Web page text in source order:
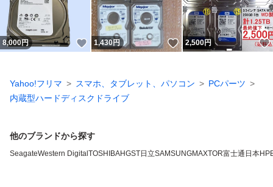
8,000円 いいね！
1,430円 いいね！
2,500円
Yahoo!フリマ スマホ、タブレット、パソコン
PCパーツ
内蔵型ハードディスクドライブ
他のブランドから探す
SeagateWestern Digital TOSHIBAHGST日立SAMSUNGMAXTOR富士通 日本HP